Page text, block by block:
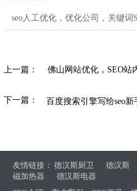
seo人工优化，优化公司，关键词
上一篇： 佛山网站优化，SEO站
下一篇： 百度搜索引擎写给seo新
友情链接：德汉斯厨卫 德汉斯
磁加热器
德汉斯电器